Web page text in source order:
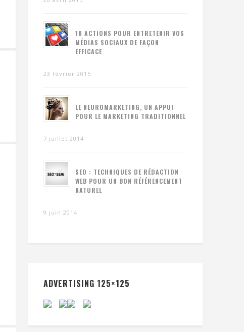
10 ACTIONS POUR ENTRETENIR VOS
MÉDIAS SOCIAUX DE FAÇON
EFFICACE
23 février 2015
LE NEUROMARKETING, UN APPUI
POUR LE MARKETING TRADITIONNEL
7 juillet 2014
SEO : TECHNIQUES DE RÉDACTION
WEB POUR UN BON RÉFÉRENCEMENT
NATUREL
9 juin 2014
ADVERTISING 125×125